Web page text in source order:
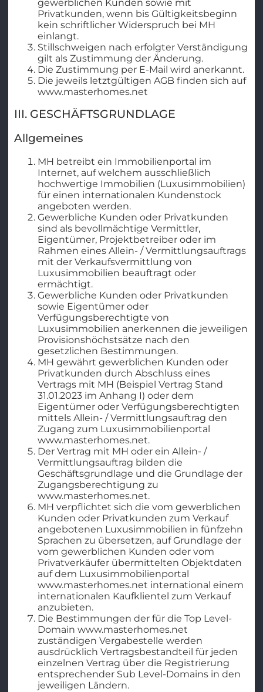
gewerblichen Kunden sowie mit
Privatkunden, wenn bis Gültigkeitsbeginn
kein schriftlicher Widerspruch bei MH
einlangt.
Stillschweigen nach erfolgter Verständigung
gilt als Zustimmung der Änderung.
Die Zustimmung per E-Mail wird anerkannt.
Die jeweils letztgültigen AGB finden sich auf
www.masterhomes.net
III. GESCHÄFTSGRUNDLAGE
Allgemeines
MH betreibt ein Immobilienportal im
Internet, auf welchem ausschließlich
hochwertige Immobilien (Luxusimmobilien)
für einen internationalen Kundenstock
angeboten werden.
Gewerbliche Kunden oder Privatkunden
sind als bevollmächtige Vermittler,
Eigentümer, Projektbetreiber oder im
Rahmen eines Allein- / Vermittlungsauftrags
mit der Verkaufsvermittlung von
Luxusimmobilien beauftragt oder
ermächtigt.
Gewerbliche Kunden oder Privatkunden
sowie Eigentümer oder
Verfügungsberechtigte von
Luxusimmobilien anerkennen die jeweiligen
Provisionshöchstsätze nach den
gesetzlichen Bestimmungen.
MH gewährt gewerblichen Kunden oder
Privatkunden durch Abschluss eines
Vertrags mit MH (Beispiel Vertrag Stand
31.01.2023 im Anhang I) oder dem
Eigentümer oder Verfügungsberechtigten
mittels Allein- / Vermittlungsauftrag den
Zugang zum Luxusimmobilienportal
www.masterhomes.net.
Der Vertrag mit MH oder ein Allein- /
Vermittlungsauftrag bilden die
Geschäftsgrundlage und die Grundlage der
Zugangsberechtigung zu
www.masterhomes.net.
MH verpflichtet sich die vom gewerblichen
Kunden oder Privatkunden zum Verkauf
angebotenen Luxusimmobilien in fünfzehn
Sprachen zu übersetzen, auf Grundlage der
vom gewerblichen Kunden oder vom
Privatverkäufer übermittelten Objektdaten
auf dem Luxusimmobilienportal
www.masterhomes.net international einem
internationalen Kaufklientel zum Verkauf
anzubieten.
Die Bestimmungen der für die Top Level-
Domain www.masterhomes.net
zuständigen Vergabestelle werden
ausdrücklich Vertragsbestandteil für jeden
einzelnen Vertrag über die Registrierung
entsprechender Sub Level-Domains in den
jeweiligen Ländern.